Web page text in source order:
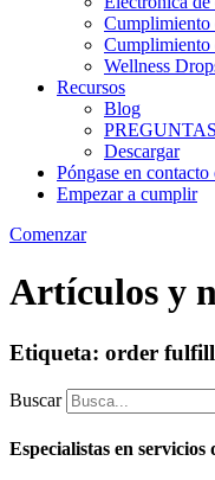
Cumplimiento
Cumplimiento
Wellness
Recursos
Blog
Descargar
Póngase en contacto
Empezar a cumplir
Comenzar
Artículos y
Etiqueta: order
Buscar
Especialistas en